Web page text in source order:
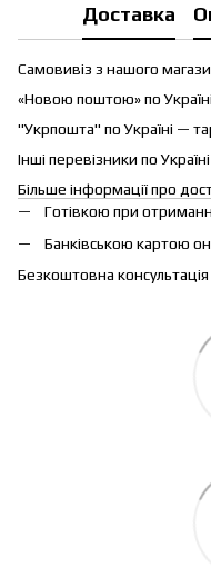
Доставка
Самовивіз з нашого
«Новою поштою» по
"Укрпошта" по Україні —
Інші перевізники по
Більше інформації про
Готівкою при
Банківською картою
Безкоштовна консультація